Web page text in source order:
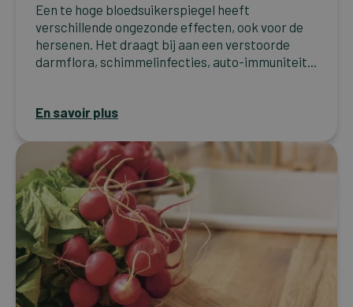
Een te hoge bloedsuikerspiegel heeft
verschillende ongezonde effecten, ook voor de
hersenen. Het draagt bij aan een verstoorde
darmflora, schimmelinfecties, auto-immuniteit...
En savoir plus